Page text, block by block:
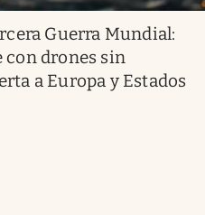
Guerra Mundial:
con drones sin
a Europa y Estados